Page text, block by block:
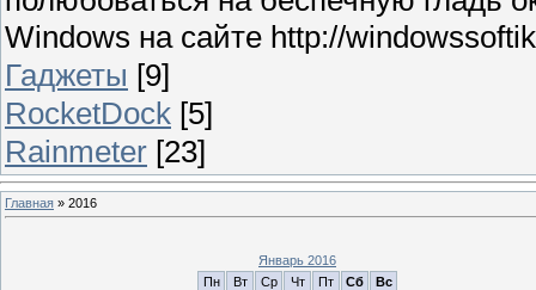
Windows на сайте http://
Гаджеты [9]
RocketDock [5]
Rainmeter [23]
Главная » 2016
Январь 2016
Пн
Вт Ср Чт Пт Сб
Вс